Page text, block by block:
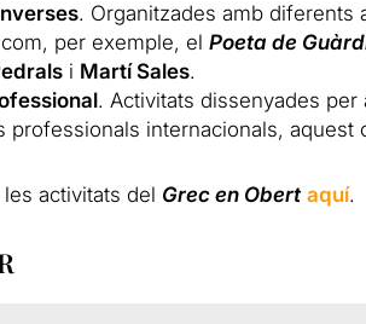
. Organitzades amb diferents
per exemple, elPoeta de
i Martí Sales.
. Activitats dissenyades
professionals internacionals, aquest
activitats del Grec en Obert aquí.